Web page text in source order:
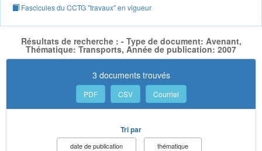
Fascicules du CCTG "travaux" en vigueur
Résultats de recherche : - Type de document: Avenant,
Thématique: Transports, Année de publication: 2007
3 documents trouvés
PDF CSV Courriel
Tri par
date de publication
thématique